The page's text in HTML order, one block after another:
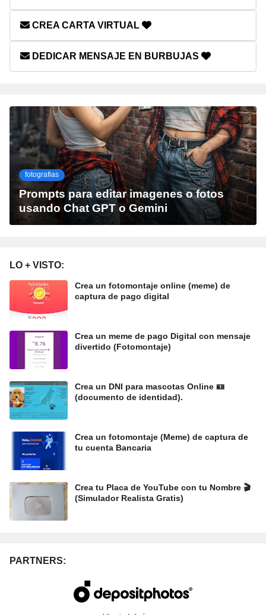
CREA CARTA VIRTUAL
DEDICAR MENSAJE EN BURBUJAS
fotografias
Prompts para editar imagenes o fotos
usando Chat GPT o Gemini
LO + VISTO:
Crea un fotomontaje online (meme) de
captura de pago digital
Crea un meme de pago Digital con mensaje
divertido (Fotomontaje)
Crea un DNI para mascotas Online 🪪
(documento de identidad).
Crea un fotomontaje (Meme) de captura de
tu cuenta Bancaria
Crea tu Placa de YouTube con tu Nombre 🎬
(Simulador Realista Gratis)
PARTNERS: